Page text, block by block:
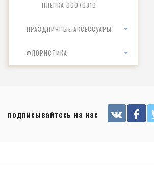
ПЛЕНКА 00070810
ПРАЗДНИЧНЫЕ АКСЕССУАРЫ
ФЛОРИСТИКА
подписывайтесь на нас